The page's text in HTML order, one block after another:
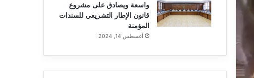
واسعة ويصادق على مشروع
قانون الإطار التشريعي للسندات
المؤمنة
أغسطس 14, 2024